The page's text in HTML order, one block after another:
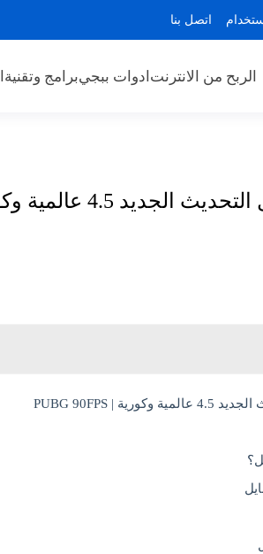
اتصل بنا
الربح من الانترنت ادوات ببجيبرامج وتقنية